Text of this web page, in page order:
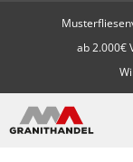
ab 2.000€